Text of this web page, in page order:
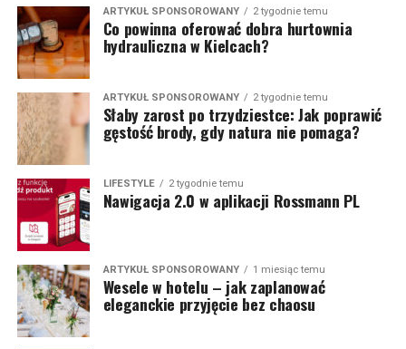
ARTYKUŁ SPONSOROWANY 2 tygodnie temu
Co powinna oferować dobra hurtownia
hydrauliczna w Kielcach?
ARTYKUŁ SPONSOROWANY 2 tygodnie temu
Słaby zarost po trzydziestce: Jak poprawić
gęstość brody, gdy natura nie pomaga?
LIFESTYLE 2 tygodnie temu
Nawigacja 2.0 w aplikacji Rossmann PL
ARTYKUŁ SPONSOROWANY 1 miesiąc temu
Wesele w hotelu – jak zaplanować
eleganckie przyjęcie bez chaosu